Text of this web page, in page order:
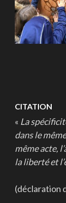
CITATION
« La
dans le
même acte,
la liberté et
(déclaration